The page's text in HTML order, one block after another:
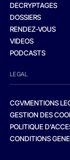
DECRYPTAGES
DOSSIERS
RENDEZ-VOUS
VIDEOS
PODCASTS
LEGAL
CGVMENTIONS
GESTION DES
POLITIQUE
CONDITIONS